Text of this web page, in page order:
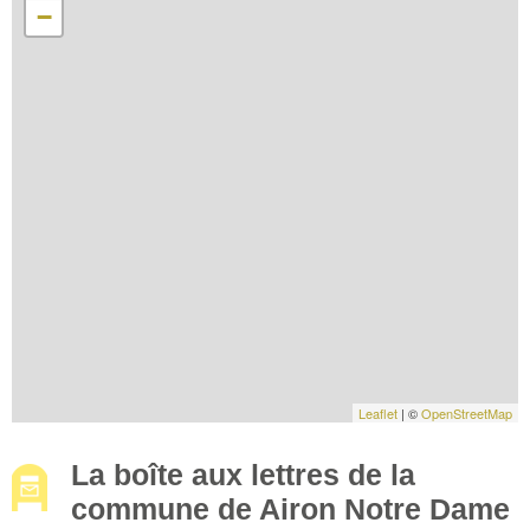
−
Leaflet | ©OpenStreetMap
La boîte aux lettres de la
commune de Airon Notre Dame